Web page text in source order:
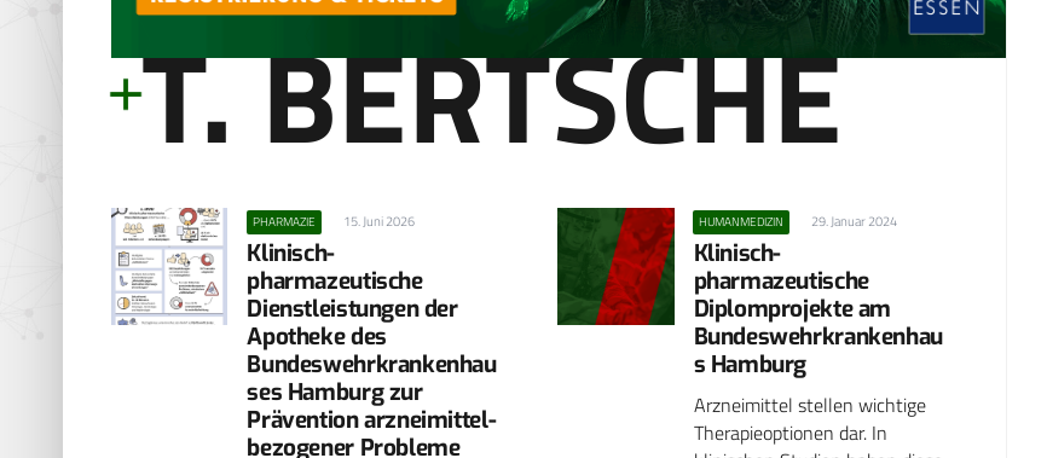
T. BERTSCHE
PHARMAZIE 15. Juni 2026
Klinisch-
pharmazeutische
Dienstleistungen der
Apotheke des
Bundeswehrkrankenhau
ses Hamburg zur
Prävention arzneimittel­
bezogener Probleme
HUMANMEDIZIN 29. Januar 2024
Klinisch-
pharmazeutische
Diplomprojekte am
Bundeswehrkrankenhau
s Hamburg
Arzneimittel stellen wichtige
Therapieoptionen dar. In